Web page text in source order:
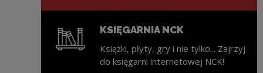
KSIĘGARNIA NCK
Książki, płyty, gry i nie tylko... Zajrzyj
do księgarni internetowej NCK!